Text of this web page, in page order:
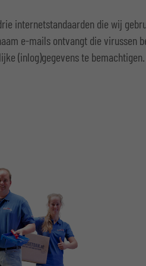
drie internetstandaarden die wij
e-mails ontvangt die virussen
(inlog)gegevens te bemachtigen.